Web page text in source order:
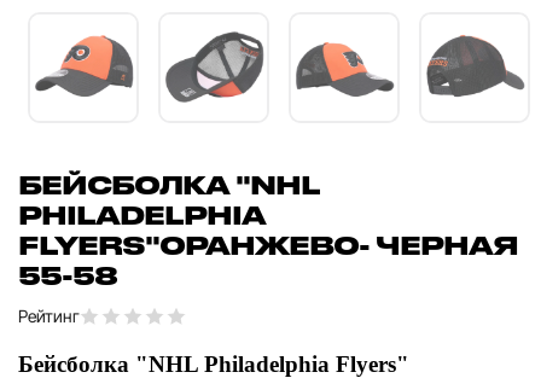
БЕЙСБОЛКА "NHL
PHILADELPHIA
FLYERS"ОРАНЖЕВО- ЧЕРНАЯ
55-58
Рейтинг
Бейсболка "NHL Philadelphia Flyers"